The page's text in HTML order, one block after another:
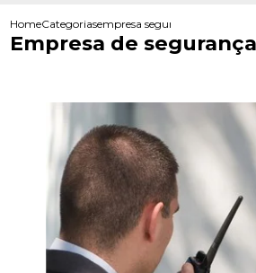
HomeCategoriasempresa seguranca facility
Empresa de